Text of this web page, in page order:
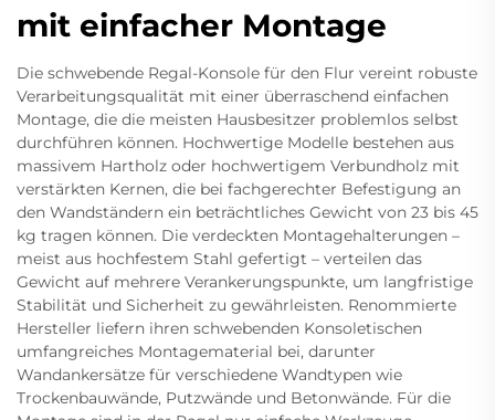
mit einfacher Montage
Die schwebende Regal-Konsole für den Flur vereint robuste
Verarbeitungsqualität mit einer überraschend einfachen
Montage, die die meisten Hausbesitzer problemlos selbst
durchführen können. Hochwertige Modelle bestehen aus
massivem Hartholz oder hochwertigem Verbundholz mit
verstärkten Kernen, die bei fachgerechter Befestigung an
den Wandständern ein beträchtliches Gewicht von 23 bis 45
kg tragen können. Die verdeckten Montagehalterungen –
meist aus hochfestem Stahl gefertigt – verteilen das
Gewicht auf mehrere Verankerungspunkte, um langfristige
Stabilität und Sicherheit zu gewährleisten. Renommierte
Hersteller liefern ihren schwebenden Konsoletischen
umfangreiches Montagematerial bei, darunter
Wandankersätze für verschiedene Wandtypen wie
Trockenbauwände, Putzwände und Betonwände. Für die